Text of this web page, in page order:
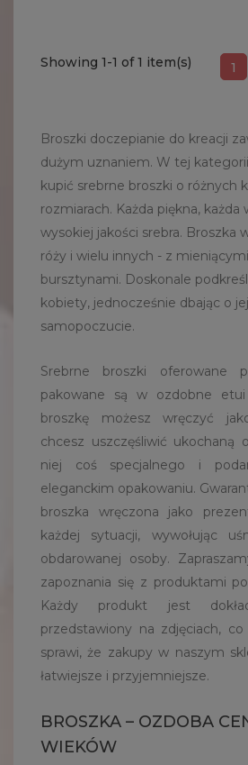
Showing 1-1 of 1 item(s) 1
Broszki doczepianie do kreacji
dużym uznaniem. W tej
kupić srebrne broszki o różnych
rozmiarach. Każda piękna, każda
wysokiej jakości srebra. Broszka
róży i wielu innych - z
bursztynami. Doskonale
kobiety, jednocześnie dbając o
samopoczucie.
Srebrne broszki oferowane
pakowane są w ozdobne
broszkę możesz wręczyć
chcesz uszczęśliwić ukochaną
niej coś specjalnego i
eleganckim opakowaniu.
broszka wręczona jako
każdej sytuacji, wywołując
obdarowanej osoby.
zapoznania się z produktami
Każdy produkt jest
przedstawiony na zdjęciach,
sprawi, że zakupy w naszym
łatwiejsze i przyjemniejsze.
BROSZKA – OZDOBA
WIEKÓW